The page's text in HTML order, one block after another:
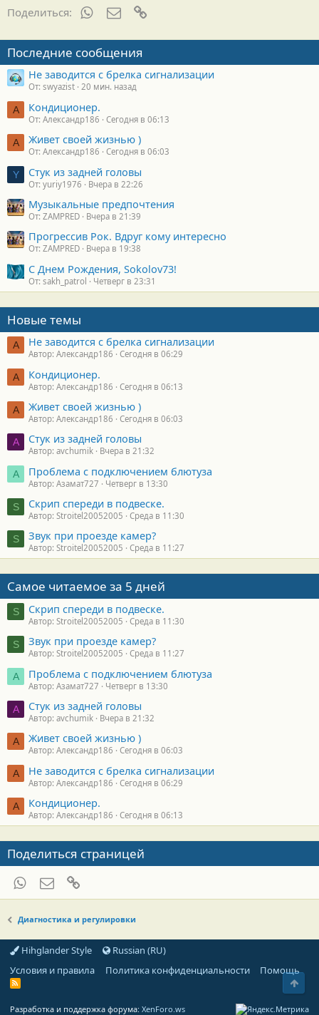
Поделиться: WhatsAppЭлектронная почта
Последние сообщения
Не заводится с брелка сигнализации
От: swyazist 20 мин. назад
А Кондиционер.
От: Александр186 Сегодня в 06:13
А Живет своей жизнью )
От: Александр186 Сегодня в 06:03
Y Стук из задней головы
От: yuriy1976 Вчера в 22:26
Музыкальные предпочтения
От: ZAMPRED Вчера в 21:39
Прогрессив Рок. Вдруг кому интересно
От: ZAMPRED Вчера в 19:38
С Днем Рождения, Sokolov73!
От: sakh_patrol Четверг в 23:31
Новые темы
А Не заводится с брелка сигнализации
Автор: Александр186 Сегодня в 06:29
А Кондиционер.
Автор: Александр186 Сегодня в 06:13
А Живет своей жизнью )
Автор: Александр186 Сегодня в 06:03
A Стук из задней головы
Автор: avchumik Вчера в 21:32
А Проблема с подключением блютуза
Автор: Азамат727 Четверг в 13:30
S Скрип спереди в подвеске.
Автор: Stroitel20052005 Среда в 11:30
S Звук при проезде камер?
Автор: Stroitel20052005 Среда в 11:27
Самое читаемое за 5 дней
S Скрип спереди в подвеске.
Автор: Stroitel20052005 Среда в 11:30
S Звук при проезде камер?
Автор: Stroitel20052005 Среда в 11:27
А Проблема с подключением блютуза
Автор: Азамат727 Четверг в 13:30
A Стук из задней головы
Автор: avchumik Вчера в 21:32
А Живет своей жизнью )
Автор: Александр186 Сегодня в 06:03
А Не заводится с брелка сигнализации
Автор: Александр186 Сегодня в 06:29
А Кондиционер.
Автор: Александр186 Сегодня в 06:13
Поделиться страницей
WhatsAppЭлектронная почта
Диагностика и регулировки
Hihglander Style
Russian (RU)
Условия и правила
Политика конфиденциальности Помощь
R
Разработка и поддержка форума: XenForo.ws